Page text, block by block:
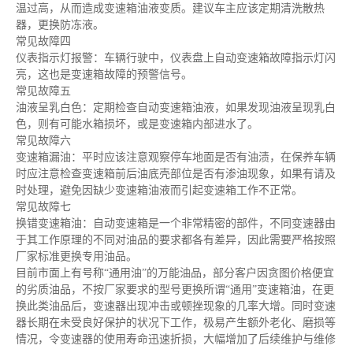
温过高，从而造成变速箱油液变质。建议车主应该定期清洗散热
器，更换防冻液。
常见故障四
仪表指示灯报警：车辆行驶中，仪表盘上自动变速箱故障指示灯闪
亮，这也是变速箱故障的预警信号。
常见故障五
油液呈乳白色：定期检查自动变速箱油液，如果发现油液呈现乳白
色，则有可能水箱损坏，或是变速箱内部进水了。
常见故障六
变速箱漏油：平时应该注意观察停车地面是否有油渍，在保养车辆
时应注意检查变速箱前后油底壳部位是否有渗油现象，如果有请及
时处理，避免因缺少变速箱油液而引起变速箱工作不正常。
常见故障七
换错变速箱油：自动变速箱是一个非常精密的部件，不同变速器由
于其工作原理的不同对油品的要求都各有差异，因此需要严格按照
厂家标准更换专用油品。
目前市面上有号称“通用油”的万能油品，部分客户因贪图价格便宜
的劣质油品，不按厂家要求的型号更换所谓“通用”变速箱油，在更
换此类油品后，变速器出现冲击或顿挫现象的几率大增。同时变速
器长期在未受良好保护的状况下工作，极易产生额外老化、磨损等
情况，令变速器的使用寿命迅速折损，大幅增加了后续维护与维修